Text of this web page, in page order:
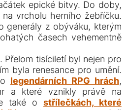
epické bitvy. Do doby,
vrcholu herního žebříčku.
generály z obýváku, kterým
časech vehementně
Přelom tisíciletí byl nejen pro
byla renesance pro umění.
legendárních RPG hrách,
a které vznikly právě na
také o střílečkách, které